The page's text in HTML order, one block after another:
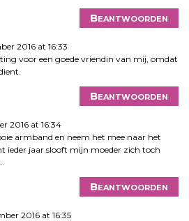
Beantwoorden
2016 at 16:33
voor een goede vriendin van mij, omdat
Beantwoorden
2016 at 16:34
armband en neem het mee naar het
ieder jaar slooft mijn moeder zich toch
Beantwoorden
2016 at 16:35